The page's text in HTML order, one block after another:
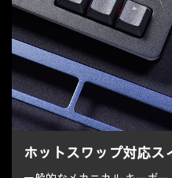
ホットスワップ対応ス